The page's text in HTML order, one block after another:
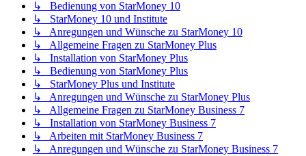
↳ Bedienung von StarMoney 10
↳ StarMoney 10 und Institute
↳ Anregungen und Wünsche zu StarMoney 10
↳ Allgemeine Fragen zu StarMoney Plus
↳ Installation von StarMoney Plus
↳ Bedienung von StarMoney Plus
↳ StarMoney Plus und Institute
↳ Anregungen und Wünsche zu StarMoney Plus
↳ Allgemeine Fragen zu StarMoney Business 7
↳ Installation von StarMoney Business 7
↳ Arbeiten mit StarMoney Business 7
↳ Anregungen und Wünsche zu StarMoney Business 7